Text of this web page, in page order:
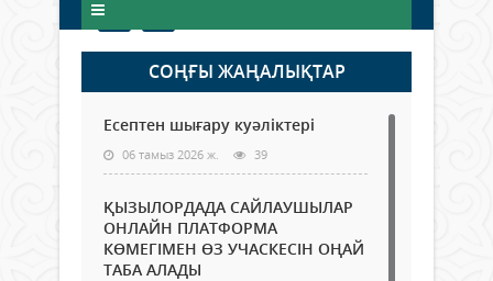
СОҢҒЫ ЖАҢАЛЫҚТАР
Есептен шығару куәліктері
06 тамыз 2026 ж. 39
ҚЫЗЫЛОРДАДА САЙЛАУШЫЛАР
ОНЛАЙН ПЛАТФОРМА
КӨМЕГІМЕН ӨЗ УЧАСКЕСІН ОҢАЙ
ТАБА АЛАДЫ